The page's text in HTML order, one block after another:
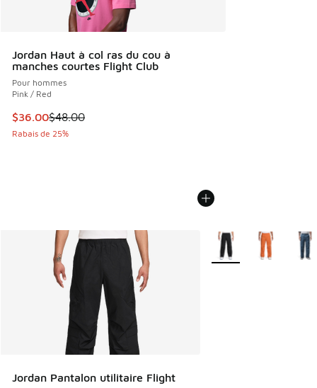
Jordan Haut à col ras du cou à
manches courtes Flight Club
Pour hommes
Pink / Red
Cet article est en solde. Le prix est passé de $48.00 à
$36.00$48.00
Rabais de 25%
Jordan Pantalon utilitaire Flight
Plus de couleurs